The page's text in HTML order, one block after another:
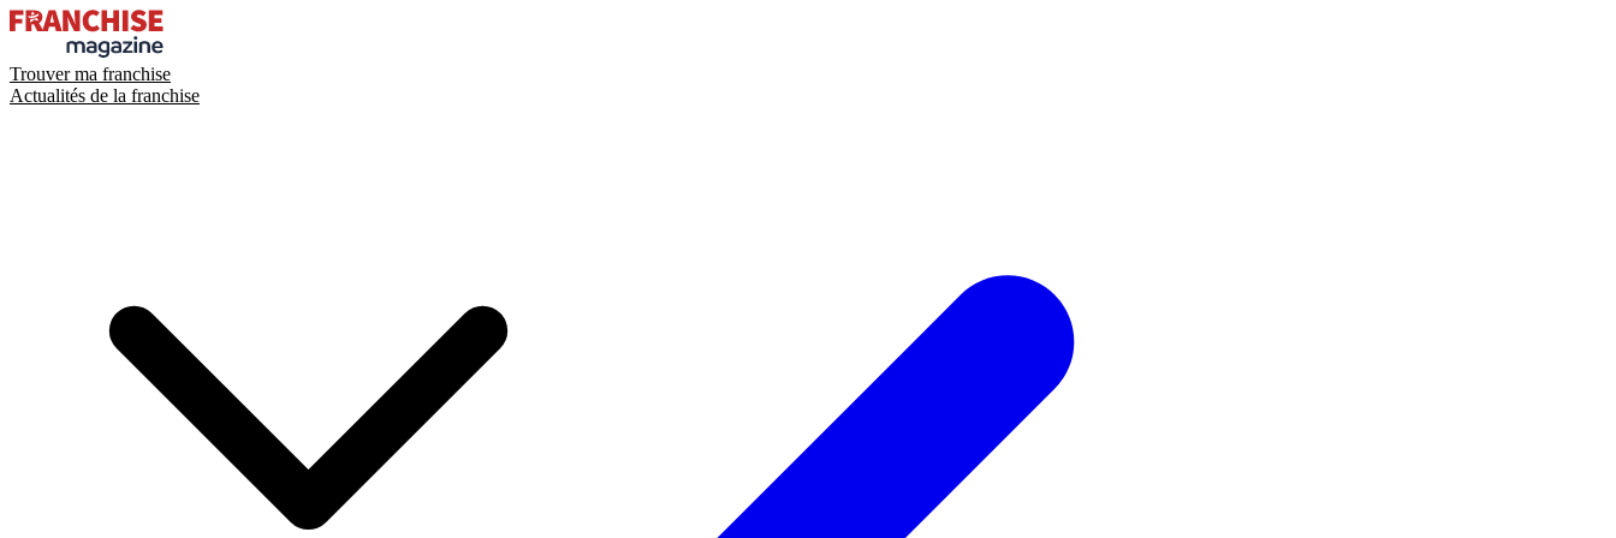
Trouver ma franchise
Actualités de la franchise